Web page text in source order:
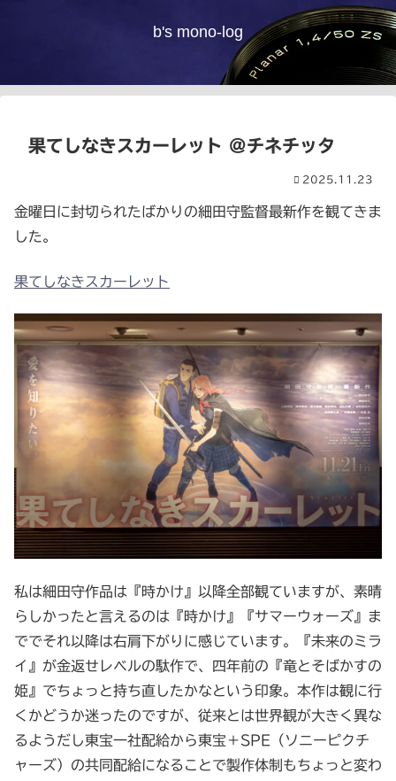
b's mono-log
果てしなきスカーレット @チネチッタ
2025.11.23
金曜日に封切られたばかりの細田守監督最新作を観てきま
した。
果てしなきスカーレット
私は細田守作品は『時かけ』以降全部観ていますが、素晴
らしかったと言えるのは『時かけ』『サマーウォーズ』ま
ででそれ以降は右肩下がりに感じています。『未来のミラ
イ』が金返せレベルの駄作で、四年前の『竜とそばかすの
姫』でちょっと持ち直したかなという印象。本作は観に行
くかどうか迷ったのですが、従来とは世界観が大きく異な
るようだし東宝一社配給から東宝＋SPE（ソニーピクチ
ャーズ）の共同配給になることで製作体制もちょっと変わ